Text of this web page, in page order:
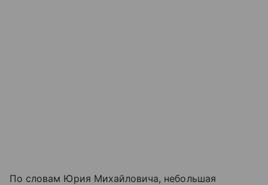
По словам Юрия Михайловича, небольшая